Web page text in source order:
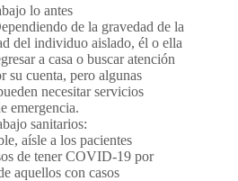
lo antes
de la gravedad de la
del individuo aislado, él o ella
a casa o buscar atención
su cuenta, pero algunas
necesitar servicios
emergencia.
sanitarios:
aísle a los pacientes
de tener COVID-19 por
aquellos con casos